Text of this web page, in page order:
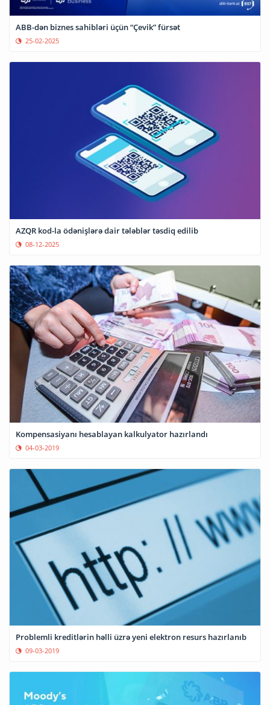
ABB-dən biznes sahibləri üçün “Çevik” fürsət
25-02-2025
AZQR kod-la ödənişlərə dair tələblər təsdiq edilib
08-12-2025
Kompensasiyanı hesablayan kalkulyator hazırlandı
04-03-2019
Problemli kreditlərin həlli üzrə yeni elektron resurs hazırlanıb
09-03-2019